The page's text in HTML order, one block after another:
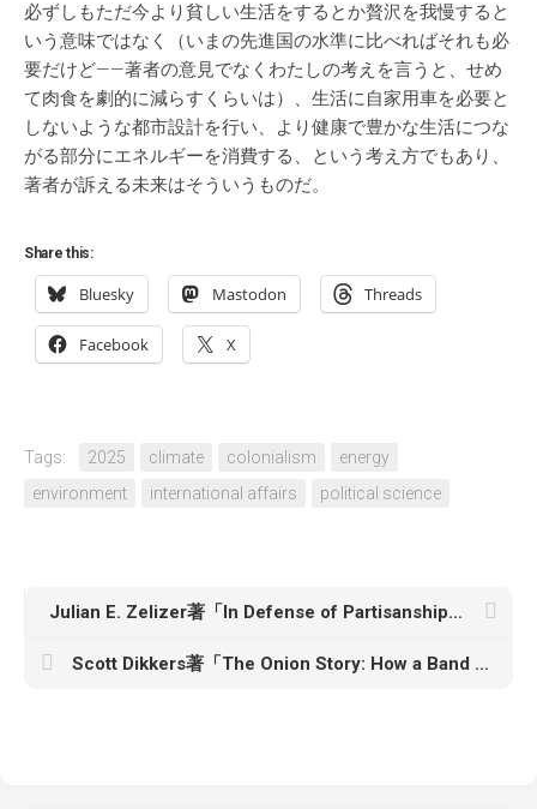
必ずしもただ今より貧しい生活をするとか贅沢を我慢すると
いう意味ではなく（いまの先進国の水準に比べればそれも必
要だけど——著者の意見でなくわたしの考えを言うと、せめ
て肉食を劇的に減らすくらいは）、生活に自家用車を必要と
しないような都市設計を行い、より健康で豊かな生活につな
がる部分にエネルギーを消費する、という考え方でもあり、
著者が訴える未来はそういうものだ。
Share this:
Bluesky Mastodon Threads
Facebook X
Tags: 2025 climate colonialism
energy
environment
international affairs political science
Julian E. Zelizer著「In Defense of Partisanship」
Scott Dikkers著「The Onion Story: How a Band of Misfits, Dropouts, and Sad Sacks Built the World’s Most Trusted News Source」